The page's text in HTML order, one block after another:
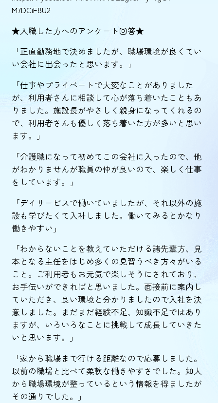
M7DCiF8U2
★入職した方へのアンケート回答★
「正直勤務地で決めましたが、職場環境が良くてい
い会社に出会ったと思います。」
「仕事やプライベートで大変なことがありました
が、利用者さんに相談して心が落ち着いたこともあ
りました。施設長がやさしく親身になってくれるの
で、利用者さんも優しく落ち着いた方が多いと思い
ます。」
「介護職になって初めてこの会社に入ったので、他
がわかりませんが職員の仲が良いので、楽しく仕事
をしています。」
「デイサービスで働いていましたが、それ以外の施
設も学びたくて入社しました。働いてみるとかなり
働きやすい」
「わからないことを教えていただける諸先輩方、見
本となる主任をはじめ多くの見習うべき方々がいる
こと。ご利用者もお元気で楽しそうにされており、
お手伝いができればと思いました。面接前に案内し
ていただき、良い環境と分かりましたので入社を決
意しました。まだまだ経験不足、知識不足ではあり
ますが、いろいろなことに挑戦して成長していきた
いと思います。」
「家から職場まで行ける距離なので応募しました。
以前の職場と比べて柔軟な働きやすさでした。知人
から職場環境が整っているという情報を得ましたが
その通りでした。」